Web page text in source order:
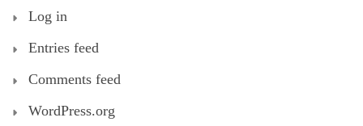
Log in
Entries feed
Comments feed
WordPress.org